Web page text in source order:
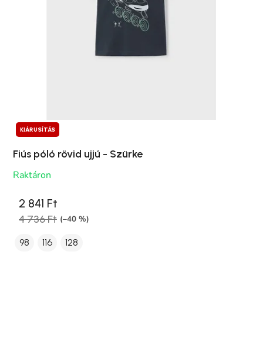
KIÁRUSÍTÁS
Fiús póló rövid ujjú - Szürke
Raktáron
2 841 Ft
4 736 Ft (–40 %)
98 116 128